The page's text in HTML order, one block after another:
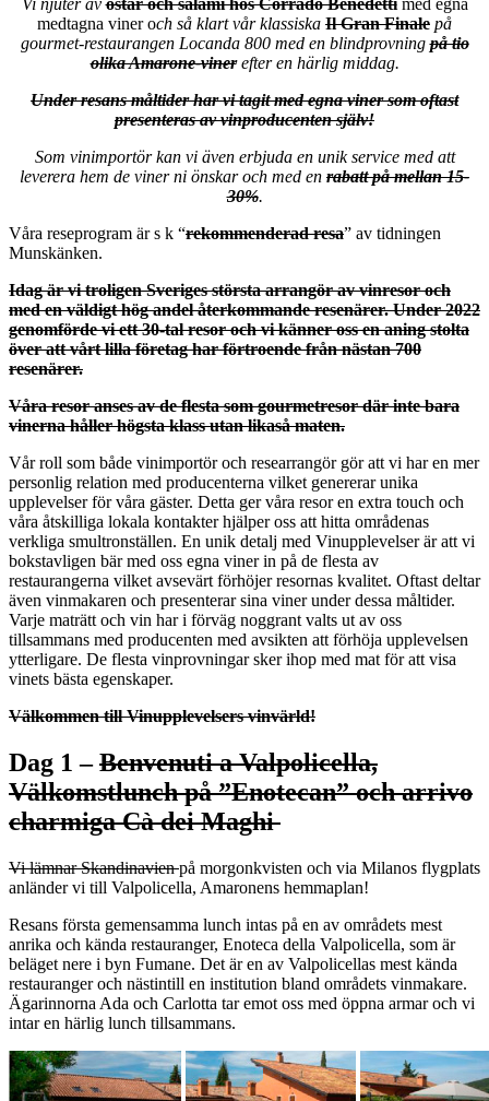
medtagna viner och så klart vår klassiska Il Gran Finale på
gourmet-restaurangen Locanda 800 med en blindprovningpå tio
olika Amarone-vinerefter en härlig middag.
Under resans måltider har vi tagit med egna viner som oftast
presenteras av vinproducenten själv!
Som vinimportör kan vi även erbjuda en unik service med att
leverera hem de viner ni önskar och med en rabatt på mellan 15-
30%.
Våra reseprogram är s k “rekommenderad resa” av tidningen
Munskänken.
Idag är vi troligen Sveriges största arrangör av vinresor och
med en väldigt hög andel återkommande resenärer. Under 2022
genomförde vi ett 30-tal resor och vi känner oss en aning stolta
över att vårt lilla företag har förtroende från nästan 700
resenärer.
Våra resor anses av de flesta som gourmetresor där inte bara
vinerna håller högsta klass utan likaså maten.
Vår roll som både vinimportör och researrangör gör att vi har en mer
personlig relation med producenterna vilket genererar unika
upplevelser för våra gäster. Detta ger våra resor en extra touch och
våra åtskilliga lokala kontakter hjälper oss att hitta områdenas
verkliga smultronställen. En unik detalj med Vinupplevelser är att vi
bokstavligen bär med oss egna viner in på de flesta av
restaurangerna vilket avsevärt förhöjer resornas kvalitet. Oftast deltar
även vinmakaren och presenterar sina viner under dessa måltider.
Varje maträtt och vin har i förväg noggrant valts ut av oss
tillsammans med producenten med avsikten att förhöja upplevelsen
ytterligare. De flesta vinprovningar sker ihop med mat för att visa
vinets bästa egenskaper.
Välkommen till Vinupplevelsers vinvärld!
Dag 1 – Benvenuti a Valpolicella,
Välkomstlunch på ”Enotecan” och arrivo
charmiga Cà dei Maghi
Vi lämnar Skandinavien på morgonkvisten och via Milanos flygplats
anländer vi till Valpolicella, Amaronens hemmaplan!
Resans första gemensamma lunch intas på en av områdets mest
anrika och kända restauranger, Enoteca della Valpolicella, som är
beläget nere i byn Fumane. Det är en av Valpolicellas mest kända
restauranger och nästintill en institution bland områdets vinmakare.
Ägarinnorna Ada och Carlotta tar emot oss med öppna armar och vi
intar en härlig lunch tillsammans.